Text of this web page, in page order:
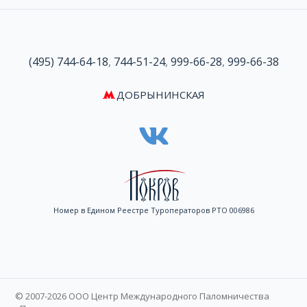
(495) 744-64-18, 744-51-24, 999-66-28, 999-66-38
ДОБРЫНИНСКАЯ
Номер в Едином Реестре Туроператоров РТО 006986
© 2007-2026 ООО Центр Международного Паломничества